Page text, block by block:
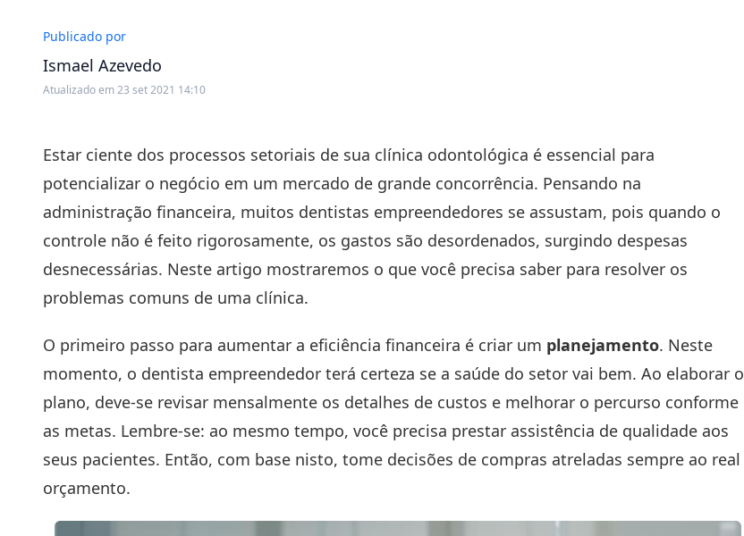
Publicado por
Ismael Azevedo
Atualizado em 23 set 2021 14:10
Estar ciente dos processos setoriais de sua clínica odontológica é essencial para
potencializar o negócio em um mercado de grande concorrência. Pensando na
administração financeira, muitos dentistas empreendedores se assustam, pois quando o
controle não é feito rigorosamente, os gastos são desordenados, surgindo despesas
desnecessárias. Neste artigo mostraremos o que você precisa saber para resolver os
problemas comuns de uma clínica.
O primeiro passo para aumentar a eficiência financeira é criar um planejamento. Neste
momento, o dentista empreendedor terá certeza se a saúde do setor vai bem. Ao elaborar o
plano, deve-se revisar mensalmente os detalhes de custos e melhorar o percurso conforme
as metas. Lembre-se: ao mesmo tempo, você precisa prestar assistência de qualidade aos
seus pacientes. Então, com base nisto, tome decisões de compras atreladas sempre ao real
orçamento.